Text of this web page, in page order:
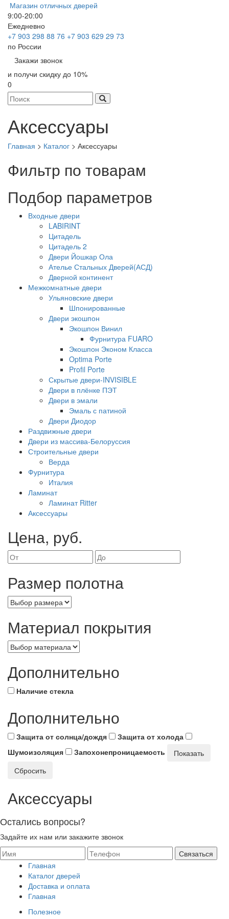
Магазин отличных дверей
9:00-20:00
Ежедневно
+7 903 298 88 76 +7 903 629 29 73
по России
Закажи звонок
и получи скидку до 10%
0
Аксессуары
Главная > Каталог > Аксессуары
Фильтр по товарам
Подбор параметров
Входные двери
LABIRINT
Цитадель
Цитадель 2
Двери Йошкар Ола
Ателье Стальных Дверей(АСД)
Дверной континент
Межкомнатные двери
Ульяновские двери
Шпонированные
Двери экошпон
Экошпон Винил
Фурнитура FUARO
Экошпон Эконом Класса
Optima Porte
Profil Porte
Скрытые двери-INVISIBLE
Двери в плёнке ПЭТ
Двери в эмали
Эмаль с патиной
Двери Диодор
Раздвижные двери
Двери из массива-Белоруссия
Строительные двери
Верда
Фурнитура
Италия
Ламинат
Ламинат Ritter
Аксессуары
Цена, руб.
Размер полотна
Материал покрытия
Дополнительно
Наличие стекла
Дополнительно
Защита от солнца/дождя
Защита от холода
Шумоизоляция
Запохонепроницаемость
Показать
Сбросить
Аксессуары
Остались вопросы?
Задайте их нам или закажите звонок
Главная
Каталог дверей
Доставка и оплата
Главная
Полезное